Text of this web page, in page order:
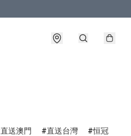
直送澳門 直送台灣 恒冠